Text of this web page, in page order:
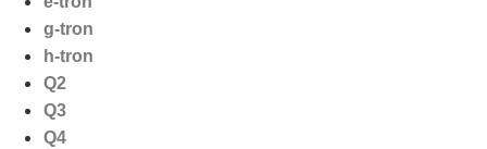
g-tron
h-tron
Q2
Q3
Q4